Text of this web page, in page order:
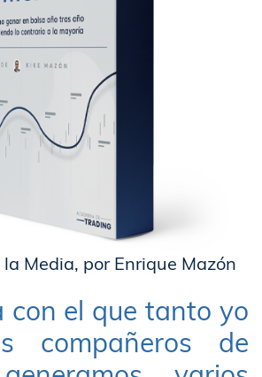
Media, por Enrique Mazón
con el que tanto yo
compañeros de